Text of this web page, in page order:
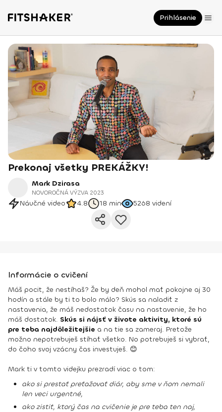
Prihlásenie
Prekonaj všetky PREKÁŽKY!
Mark Dzirasa
NOVOROČNÁ VÝZVA 2023
Náučné video 4.8 18 min 5268 videní
Informácie o cvičení
Máš pocit, že nestíhaš? Že by deň mohol mať pokojne aj 30
hodín a stále by ti to bolo málo? Skús sa naladiť z
nastavenia, že máš nedostatok času na nastavenie, že ho
máš dostatok. Skús si nájsť v živote aktivity, ktoré sú
pre teba najdôležitejšie a na tie sa zameraj. Pretože
možno nepotrebuješ stíhať všetko. No potrebuješ si vybrať,
do čoho svoj vzácny čas investuješ. 😊
Mark ti v tomto videjku prezradí viac o tom:
ako si prestať preťažovať diár, aby sme v ňom nemali
len veci urgentné,
ako zistiť, ktorý čas na cvičenie je pre teba ten naj,